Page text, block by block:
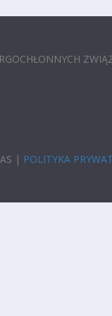
| POLITYKA